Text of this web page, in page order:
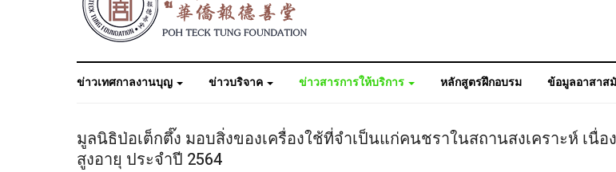
ข่าวเทศกาลงานบุญ ข่าวบริจาค ข่าวสารการให้บริการ หลักสูตรฝึกอบรม ข้อมูลอาสาส
มูลนิธิป่อเต็กตึ๊ง มอบสิ่งของเครื่องใช้ที่จำเป็นแก่คนชราในสถานสงเคราะห์ เนื่อ
สูงอายุ ประจำปี 2564